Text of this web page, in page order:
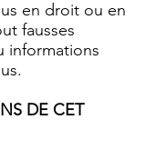
en droit ou en
fausses
informations
DE CET